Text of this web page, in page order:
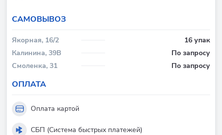
CАМОВЫВОЗ
Якорная, 16/2
16 упак
Калинина, 39В
По запросу
Смоленка, 31
По запросу
ОПЛАТА
Оплата картой
СБП (Система быстрых платежей)